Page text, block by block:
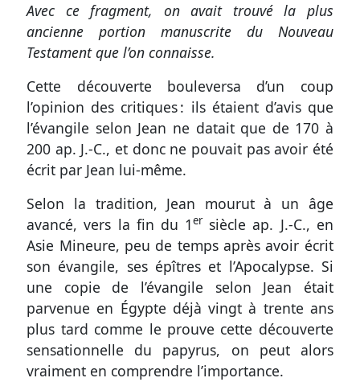
Avec ce fragment, on avait trouvé la plus
ancienne portion manuscrite du Nouveau
Testament que l’on connaisse.
Cette découverte bouleversa d’un coup
l’opinion des critiques : ils étaient d’avis que
l’évangile selon Jean ne datait que de 170 à
200 ap. J.-C., et donc ne pouvait pas avoir été
écrit par Jean lui-même.
Selon la tradition, Jean mourut à un âge
avancé, vers la fin du 1ersiècle ap. J.-C., en
Asie Mineure, peu de temps après avoir écrit
son évangile, ses épîtres et l’Apocalypse. Si
une copie de l’évangile selon Jean était
parvenue en Égypte déjà vingt à trente ans
plus tard comme le prouve cette découverte
sensationnelle du papyrus, on peut alors
vraiment en comprendre l’importance.